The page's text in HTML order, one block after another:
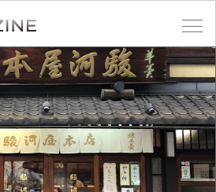
検索する